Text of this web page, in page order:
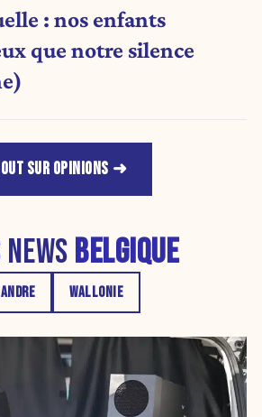
: nos enfants
que notre silence
SUR OPINIONS
BELGIQUE
WALLONIE